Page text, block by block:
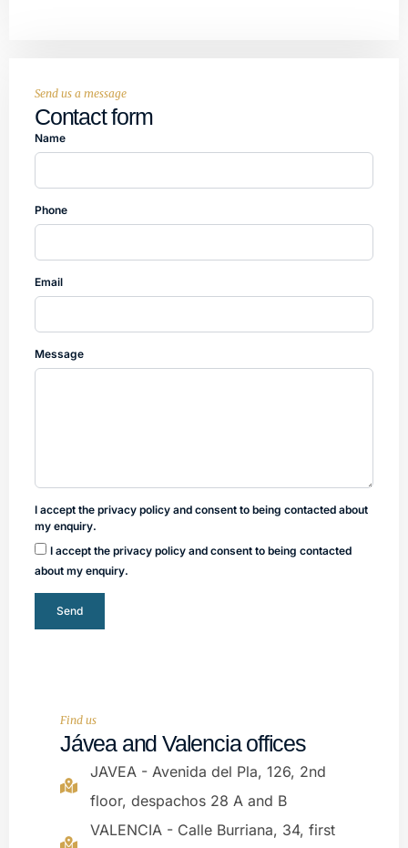
Find us
Jávea and Valencia offices
JAVEA - Avenida del Pla, 126, 2nd
floor, despachos 28 A and B
VALENCIA - Calle Burriana, 34, first
Send us a message
Contact form
Name
Phone
Email
Message
I accept the privacy policy and consent to being contacted about
my enquiry.
I accept the privacy policy and consent to being contacted
about my enquiry.
Send